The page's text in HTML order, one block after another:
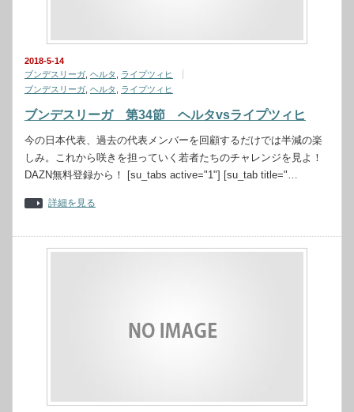
2018-5-14
ブンデスリーガ ヘルタ
ライプツィヒ
ブンデスリーガ ヘルタ ライプツィヒ
ブンデスリーガ 第34節 ヘルタvsライプツィヒ
今の日本代表、過去の代表メンバーを回顧するだけでは半減の楽
しみ。これから咲きを担っていく若者たちのチャレンジを見よ！
DAZN無料登録から！ [su_tabs active="1"] [su_tab title="…
詳細を見る